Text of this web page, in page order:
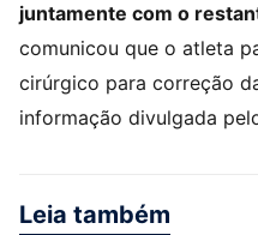
juntamente com o
comunicou que o atleta
cirúrgico para correção
informação divulgada
Leia também